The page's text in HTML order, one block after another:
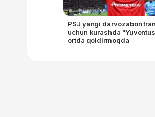
PSJ yangi darvozabon
uchun kurashda
ortda qoldirmoqda